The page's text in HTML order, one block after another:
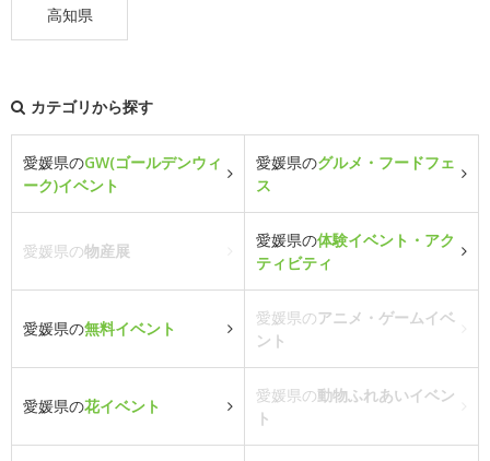
高知県
カテゴリから探す
愛媛県のGW(ゴールデンウィ
ーク)イベント
愛媛県のグルメ・フードフェ
ス
愛媛県の物産展
愛媛県の体験イベント・アク
ティビティ
愛媛県の無料イベント
愛媛県のアニメ・ゲームイベ
ント
愛媛県の花イベント
愛媛県の動物ふれあいイベン
ト